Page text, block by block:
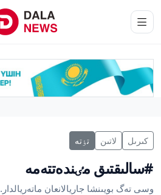
كىرىل لاتىن تٶتە
#سالىقتىق مٸندەتتەمە
وسى تەگ بويىنشا جاريالانعان ماتەريالدار.